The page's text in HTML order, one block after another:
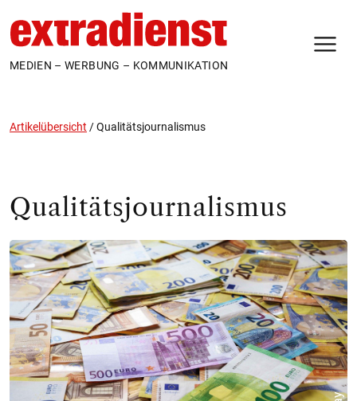
MEDIEN – WERBUNG – KOMMUNIKATION
Artikelübersicht /Qualitätsjournalismus
Qualitätsjournalismus